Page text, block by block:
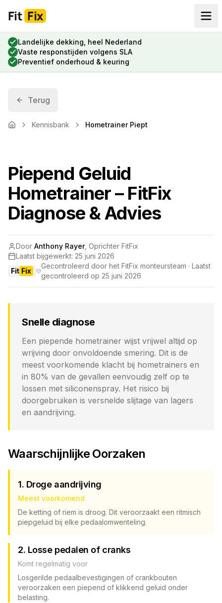
Fit Fix
Landelijke dekking, heel Nederland
Vaste responstijden volgens SLA
Preventief onderhoud & keuring
Terug
Home Kennisbank Hometrainer Piept
Piepend Geluid
Hometrainer – FitFix
Diagnose & Advies
Door Anthony Rayer, Oprichter FitFix
Laatst bijgewerkt: 25 juni 2026
Fit Fix
Gecontroleerd door het FitFix monteursteam · Laatst
gecontroleerd op 25 juni 2026
Snelle diagnose
Een piepende hometrainer wijst vrijwel altijd op
wrijving door onvoldoende smering. Dit is de
meest voorkomende klacht bij hometrainers en
in 80% van de gevallen eenvoudig zelf op te
lossen met siliconenspray. Het risico bij
doorgebruiken is versnelde slijtage van lagers
en aandrijving.
Waarschijnlijke Oorzaken
1. Droge aandrijving
Meest voorkomend
De ketting of riem is droog. Dit veroorzaakt een ritmisch
piepgeluid bij elke pedaalomwenteling.
2. Losse pedalen of cranks
Komt regelmatig voor
Losgerilde pedaalbevestigingen of crankbouten
veroorzaken een piepend of klikkend geluid onder
belasting.